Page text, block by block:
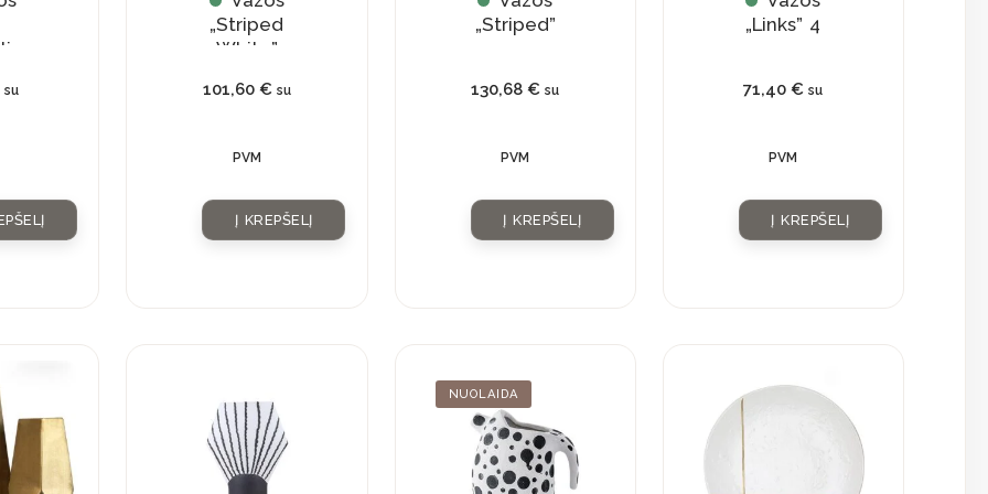
su
„Striped
White”
101,60 € su
PVM
Į KREPŠELĮ
„Striped”
130,68€ su
PVM
Į KREPŠELĮ
„Links” 4
71,40€ su
PVM
Į KREPŠELĮ
NUOLAIDA
price
price